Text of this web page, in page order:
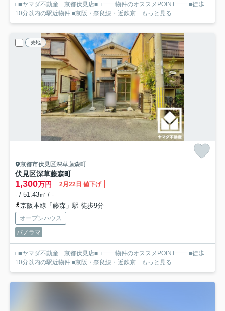
□■ヤマダ不動産 京都伏見店■□ ━━物件のオススメPOINT━━ ■徒歩
10分以内の駅近物件 ■京阪・奈良線・近鉄京... もっと見る
売地
京都市伏見区深草藤森町
伏見区深草藤森町
1,300万円 2月22日 値下げ
- / 51.43㎡ / -
京阪本線「藤森」駅 徒歩9分
オープンハウス
パノラマ
□■ヤマダ不動産 京都伏見店■□ ━━物件のオススメPOINT━━ ■徒歩
10分以内の駅近物件 ■京阪・奈良線・近鉄京... もっと見る